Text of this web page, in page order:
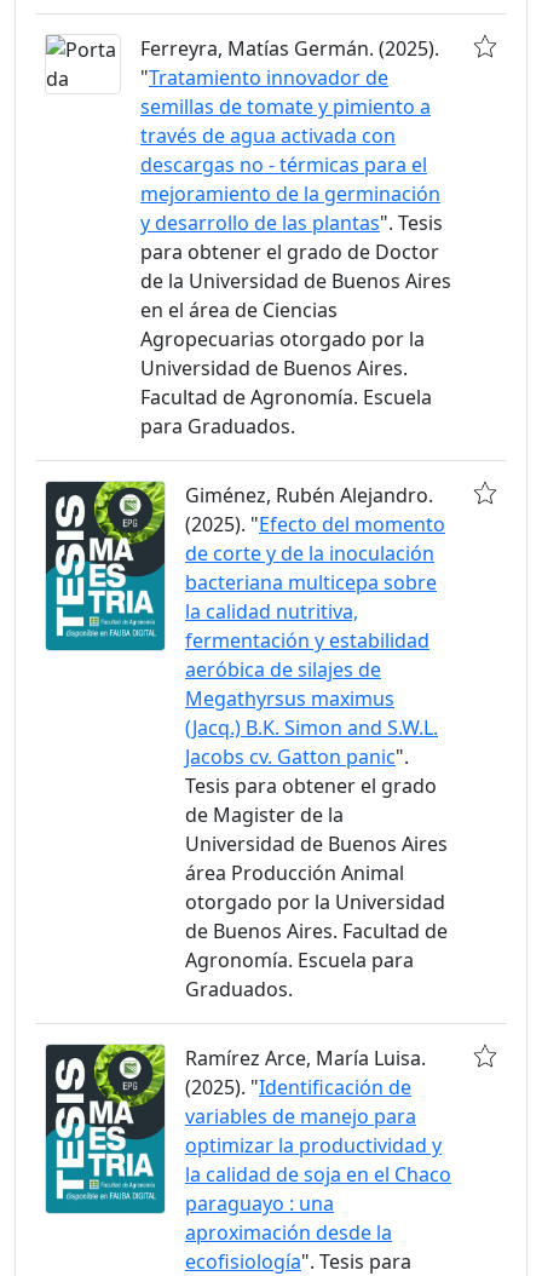
Ferreyra, Matías Germán. (2025).
"Tratamiento innovador de
semillas de tomate y pimiento a
través de agua activada con
descargas no - térmicas para el
mejoramiento de la germinación
y desarrollo de las plantas". Tesis
para obtener el grado de Doctor
de la Universidad de Buenos Aires
en el área de Ciencias
Agropecuarias otorgado por la
Universidad de Buenos Aires.
Facultad de Agronomía. Escuela
para Graduados.
Giménez, Rubén Alejandro.
(2025). "Efecto del momento
de corte y de la inoculación
bacteriana multicepa sobre
la calidad nutritiva,
fermentación y estabilidad
aeróbica de silajes de
Megathyrsus maximus
(Jacq.) B.K. Simon and S.W.L.
Jacobs cv. Gatton panic".
Tesis para obtener el grado
de Magister de la
Universidad de Buenos Aires
área Producción Animal
otorgado por la Universidad
de Buenos Aires. Facultad de
Agronomía. Escuela para
Graduados.
Ramírez Arce, María Luisa.
(2025). "Identificación de
variables de manejo para
optimizar la productividad y
la calidad de soja en el Chaco
paraguayo : una
aproximación desde la
ecofisiología". Tesis para